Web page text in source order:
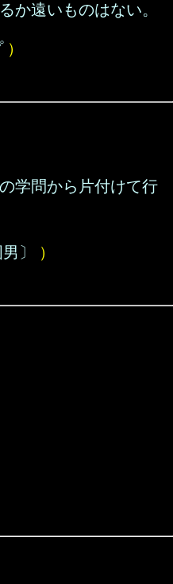
か遠いものはない。
）
学問から片付けて行
〕
）